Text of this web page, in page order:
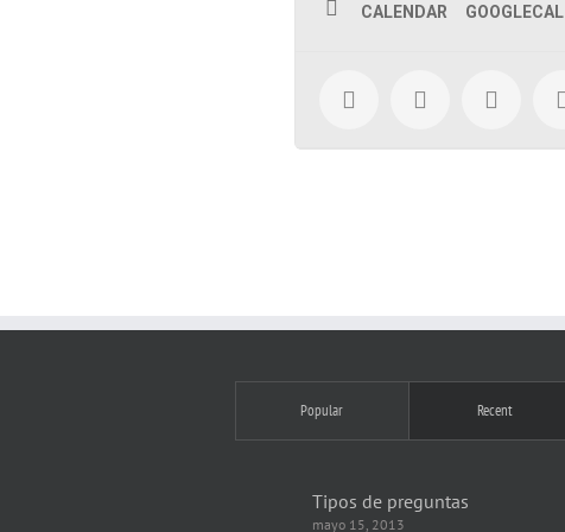
CALENDAR GOOGLECAL
Popular Recent
Tipos de preguntas
mayo 15, 2013